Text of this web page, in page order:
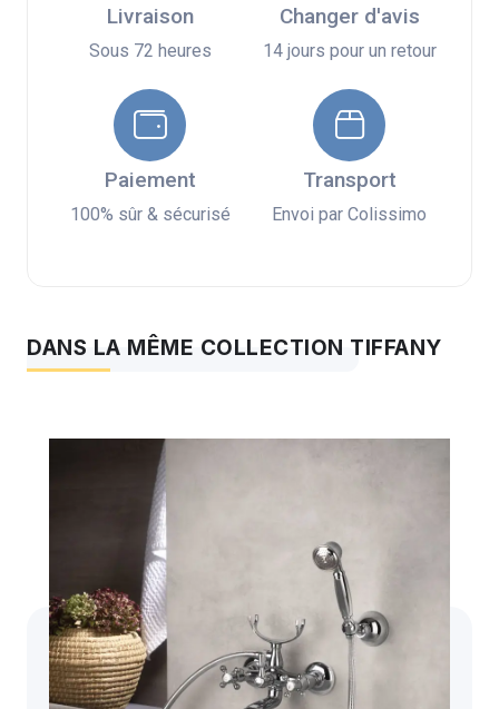
Livraison
Sous 72 heures
Changer d'avis
14 jours pour un retour
Paiement
100% sûr & sécurisé
Transport
Envoi par Colissimo
DANS LA MÊME COLLECTION TIFFANY